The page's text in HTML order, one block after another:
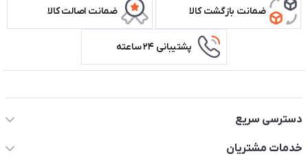
ضمانت بازگشت کالا ضمانت اصالت کالا
پشتیبانی ۲۴ ساعته
دسترسی سریع
حساب کاربری
خدمات مشتریان